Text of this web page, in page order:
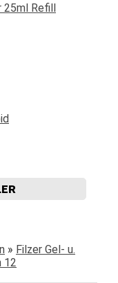
25ml Refill
» Filzer Gel- u.
12